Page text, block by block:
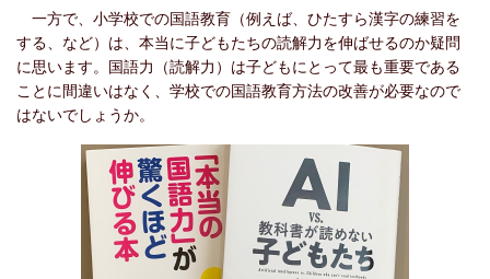
一方で、小学校での国語教育（例えば、ひたすら漢字の練習を
する、など）は、本当に子どもたちの読解力を伸ばせるのか疑問
に思います。国語力（読解力）は子どもにとって最も重要である
ことに間違いはなく、学校での国語教育方法の改善が必要なので
はないでしょうか。